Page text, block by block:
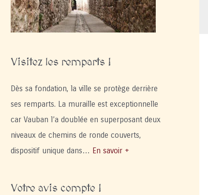
Visitez les remparts !
Dès sa fondation, la ville se protège derrière
ses remparts. La muraille est exceptionnelle
car Vauban l’a doublée en superposant deux
niveaux de chemins de ronde couverts,
dispositif unique dans… En savoir +
Votre avis compte !